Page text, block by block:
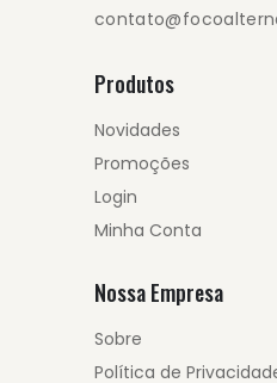
Produtos
Novidades
Promoções
Login
Minha Conta
Nossa Empresa
Sobre
Política de